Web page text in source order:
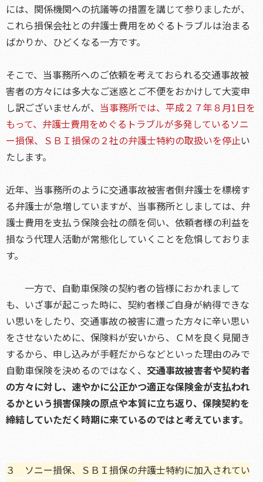
には、関係機関への抗議等の措置を講じて参りましたが、
これら損保会社との弁護士費用をめぐるトラブルは治まる
ばかりか、ひどくなる一方です。
そこで、当事務所へのご依頼を考えておられる交通事故被
害者の方々には多大なご迷惑とご不便をおかけして大変申
し訳ございませんが、 当事務所では、平成２７年８月1日を
もって、弁護士費用をめぐるトラブルが多発しているソニ
ー損保、ＳＢＩ損保の２社の弁護士特約の取扱いを停止い
たします。
近年、当事務所のように交通事故被害者側弁護士を標榜す
る弁護士が急増していますが、当事務所としましては、弁
護士費用を支払う保険会社の顔を伺い、依頼者様の利益を
損なう代理人活動が常態化していくことを危惧しておりま
す。
一方で、自動車保険の契約者の皆様におかれまして
も、いざ事が起こった時に、契約者様ご自身が納得できな
い思いをしたり、交通事故の被害に遭った方々に辛い思い
をさせないために、保険料が安いから、ＣＭを良く見聞き
するから、申し込みが手軽だからなどといった理由のみで
自動車保険を決めるのではなく、 交通事故被害者や契約者
の方々に対し、速やかに公正かつ適正な保険金が支払われ
るかという損害保険の原点や本質に立ち返り、保険契約を
締結していただく時期に来ているのではと考えています。
３ ソニー損保、ＳＢＩ損保の弁護士特約に加入されてい